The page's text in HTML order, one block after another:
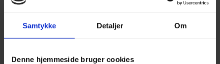
Samtykke Detaljer Om
Denne hjemmeside bruger cookies
2023
2022
2021